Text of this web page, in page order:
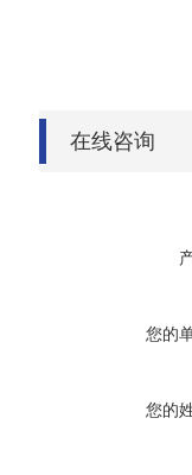
在线咨询
您的
您的